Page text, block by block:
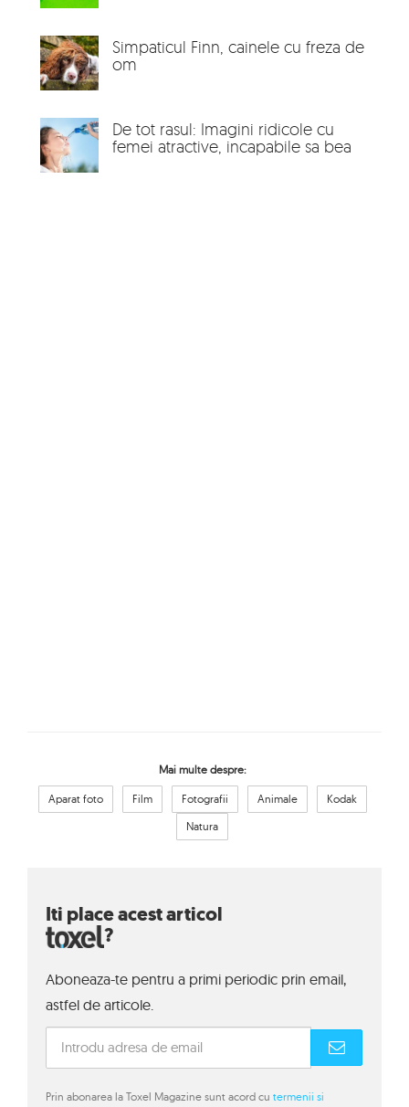
Simpaticul Finn, cainele cu freza de
om
De tot rasul: Imagini ridicole cu
femei atractive, incapabile sa bea
Mai multe despre:
Aparat foto Film Fotografii Animale
Kodak
Natura
Iti place acest articol
?
Aboneaza-te pentru a primi periodic prin email,
astfel de articole.
Prin abonarea la Toxel Magazine sunt acord cu termenii si